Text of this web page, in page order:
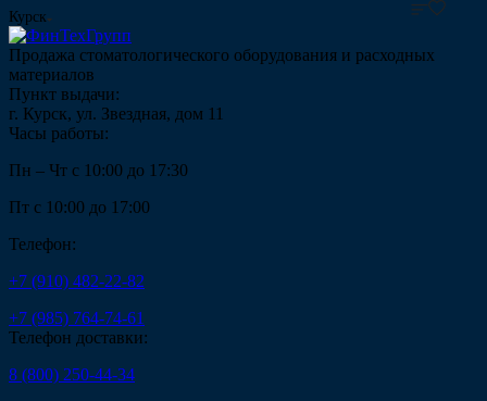
Курск
Продажа стоматологического оборудования и расходных
материалов
Пункт выдачи:
г. Курск, ул. Звездная, дом 11
Часы работы:
Пн – Чт с 10:00 до 17:30
Пт с 10:00 до 17:00
Телефон:
+7 (910) 482-22-82
+7 (985) 764-74-61
Телефон доставки:
8 (800) 250-44-34